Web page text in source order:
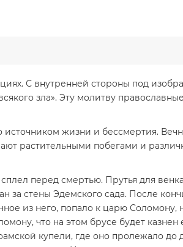
С внутренней стороны под
зла». Эту молитву православные
жизни и бессмертия.
растительными побегами и
перед смертью. Прутья для
за стены Эдемского сада. После
из него, попало к царю Соломону,
что на этом брусе будет казнен
купели, где оно пролежало до